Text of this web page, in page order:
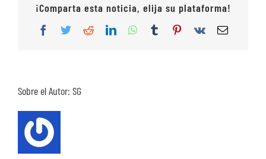
¡Comparta esta noticia, elija su plataforma!
Facebook
TwitterRedditLinkedInWhatsApp
TumblrPinterest
Vk
Correo
Sobre el Autor: SG